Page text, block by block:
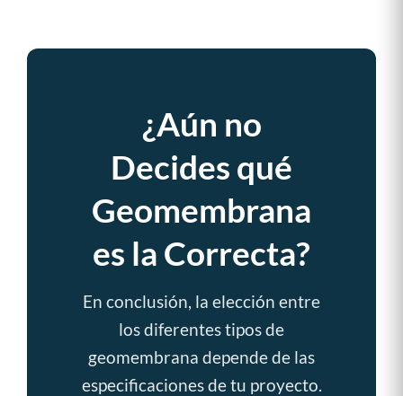
¿Aún no
Decides qué
Geomembrana
es la Correcta?
En conclusión, la elección entre
los diferentes tipos de
geomembrana depende de las
especificaciones de tu proyecto.